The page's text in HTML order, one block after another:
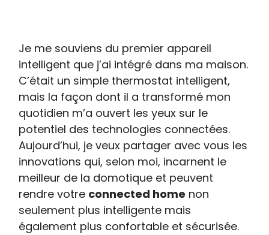
Je me souviens du premier appareil
intelligent que j’ai intégré dans ma maison.
C’était un simple thermostat intelligent,
mais la façon dont il a transformé mon
quotidien m’a ouvert les yeux sur le
potentiel des technologies connectées.
Aujourd’hui, je veux partager avec vous les
innovations qui, selon moi, incarnent le
meilleur de la domotique et peuvent
rendre votre connected home non
seulement plus intelligente mais
également plus confortable et sécurisée.